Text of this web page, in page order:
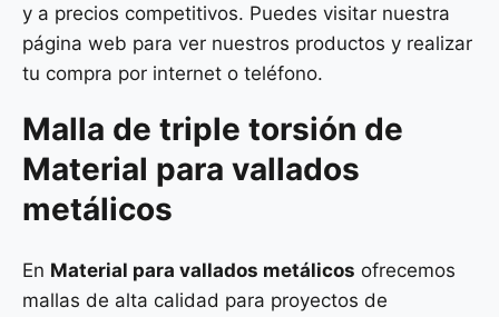
y a precios competitivos. Puedes visitar nuestra
página web para ver nuestros productos y realizar
tu compra por internet o teléfono.
Malla de triple torsión de
Material para vallados
metálicos
En Material para vallados metálicos ofrecemos
mallas de alta calidad para proyectos de